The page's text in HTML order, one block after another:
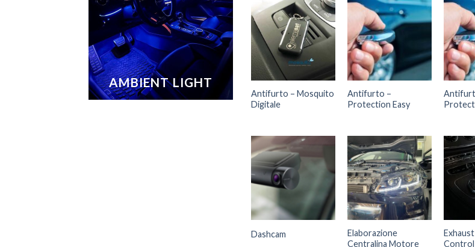
AMBIENT LIGHT
Antifurto – Mosquito
Digitale
Antifurto –
Protection Easy
Dashcam
Elaborazione
Centralina Motore
Control